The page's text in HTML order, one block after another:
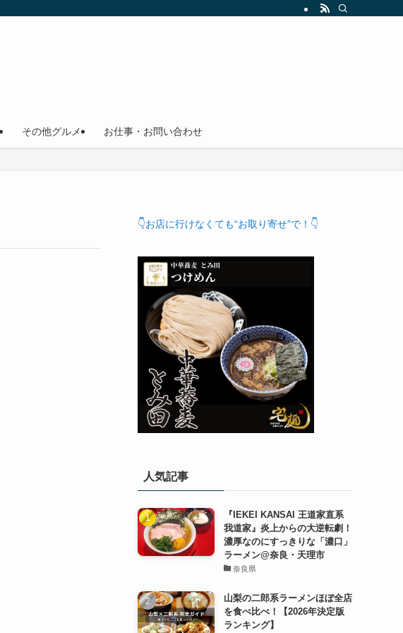
その他グルメ お仕事・お問い合わせ
👇お店に行けなくても“お取り寄せ”で！👇
人気記事
『IEKEI KANSAI 王道家直系
我道家』炎上からの大逆転劇！
濃厚なのにすっきりな「濃口」
ラーメン@奈良・天理市
奈良県
山梨の二郎系ラーメンほぼ全店
を食べ比べ！【2026年決定版
ランキング】